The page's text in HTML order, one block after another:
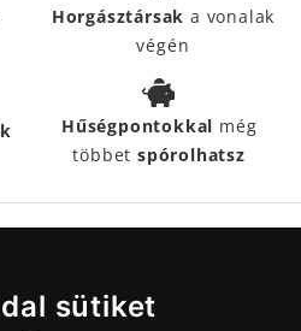
sütiket
Horgásztársak a vonalak
végén
Hűségpontokkal még
többetspórolhatsz
SEGÍTIK